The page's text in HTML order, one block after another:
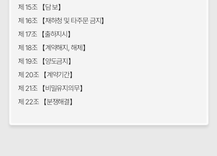
제 15조 【담 보】
제 16조 【재하청 및 타주문 금지】
제 17조 【출하지시】
제 18조 【계약해지, 해제】
제 19조 【양도금지】
제 20조 【계약기간】
제 21조 【비밀유지의무】
제 22조 【분쟁해결】